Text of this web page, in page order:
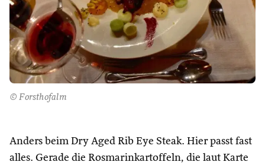
© Forsthofalm
Anders beim Dry Aged Rib Eye Steak. Hier passt fast
alles. Gerade die Rosmarinkartoffeln, die laut Karte